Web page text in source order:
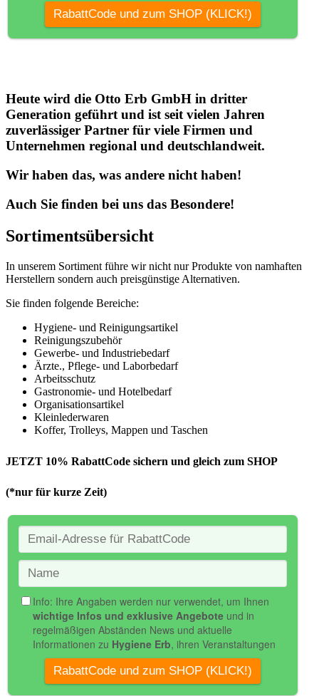
Heute wird die Otto Erb GmbH in dritter
Generation geführt und ist seit vielen Jahren
zuverlässiger Partner für viele Firmen und
Unternehmen regional und deutschlandweit.
Wir haben das, was andere nicht haben!
Auch Sie finden bei uns das Besondere!
Sortimentsübersicht
In unserem Sortiment führe wir nicht nur Produkte von namhaften
Herstellern sondern auch preisgünstige Alternativen.
Sie finden folgende Bereiche:
Hygiene- und Reinigungsartikel
Reinigungszubehör
Gewerbe- und Industriebedarf
Ärzte., Pflege- und Laborbedarf
Arbeitsschutz
Gastronomie- und Hotelbedarf
Organisationsartikel
Kleinlederwaren
Koffer, Trolleys, Mappen und Taschen
JETZT 10% RabattCode sichern und gleich zum SHOP
(*nur für kurze Zeit)